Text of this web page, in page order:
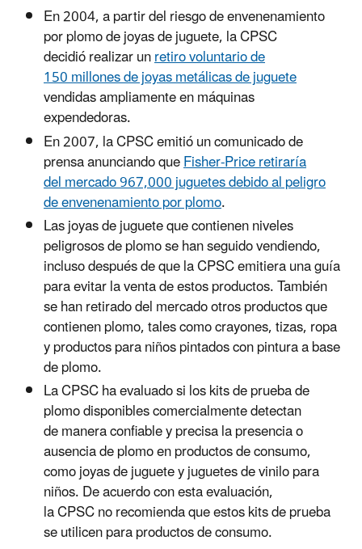
En 2004, a partir del riesgo de envenenamiento
por plomo de joyas de juguete, la CPSC
decidió realizar unretiro voluntario de
150 millones de joyas metálicas de juguete
vendidas ampliamente en máquinas
expendedoras.
En 2007, la CPSC emitió un comunicado de
prensa anunciando queFisher-Price retiraría
del mercado 967,000 juguetes debido al peligro
de envenenamiento por plomo.
Las joyas de juguete que contienen niveles
peligrosos de plomo se han seguido vendiendo,
incluso después de que la CPSC emitiera una guía
para evitar la venta de estos productos. También
se han retirado del mercado otros productos que
contienen plomo, tales como crayones, tizas, ropa
y productos para niños pintados con pintura a base
de plomo.
La CPSC ha evaluado si los kits de prueba de
plomo disponibles comercialmente detectan
de manera confiable y precisa la presencia o
ausencia de plomo en productos de consumo,
como joyas de juguete y juguetes de vinilo para
niños. De acuerdo con esta evaluación,
la CPSC no recomienda que estos kits de prueba
se utilicen para productos de consumo.